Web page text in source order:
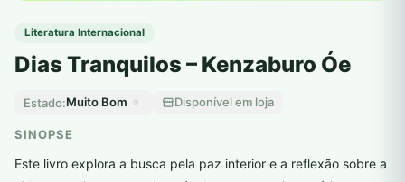
Literatura Internacional
Dias Tranquilos – Kenzaburo Óe
Estado:Muito Bom Disponível em loja
SINOPSE
Este livro explora a busca pela paz interior e a reflexão sobre a